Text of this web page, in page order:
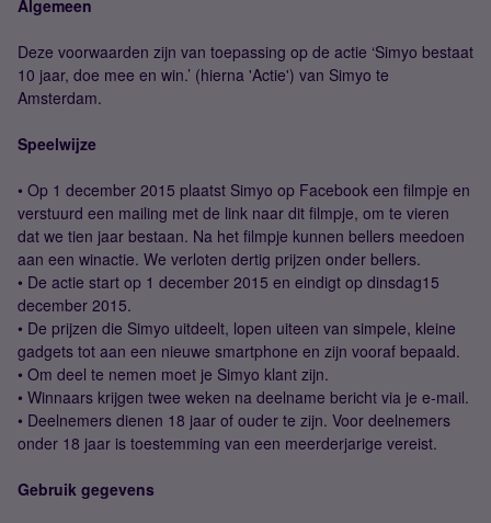
Algemeen
Deze voorwaarden zijn van toepassing op de actie ‘Simyo bestaat
10 jaar, doe mee en win.’ (hierna 'Actie') van Simyo te
Amsterdam.
Speelwijze
• Op 1 december 2015 plaatst Simyo op Facebook een filmpje en
verstuurd een mailing met de link naar dit filmpje, om te vieren
dat we tien jaar bestaan. Na het filmpje kunnen bellers meedoen
aan een winactie. We verloten dertig prijzen onder bellers.
• De actie start op 1 december 2015 en eindigt op dinsdag15
december 2015.
• De prijzen die Simyo uitdeelt, lopen uiteen van simpele, kleine
gadgets tot aan een nieuwe smartphone en zijn vooraf bepaald.
• Om deel te nemen moet je Simyo klant zijn.
• Winnaars krijgen twee weken na deelname bericht via je e-mail.
• Deelnemers dienen 18 jaar of ouder te zijn. Voor deelnemers
onder 18 jaar is toestemming van een meerderjarige vereist.
Gebruik gegevens